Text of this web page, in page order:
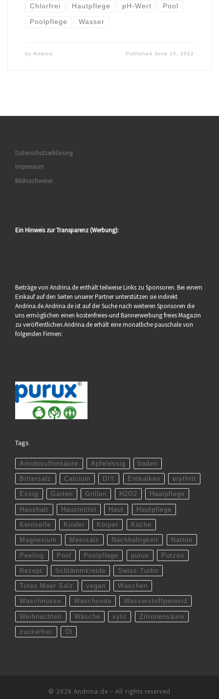
Chlorfrei Hautpflege pH-Wert Pool
Poolpflege Wasser
by Andrea PublishedJune 15, 2022
Datenschutzerklärung
Impressum
Bildnachweise
Ein Hinweis zur Transparenz (Werbung):
Beiträge von Andrina.de enthält teilweise Links zu Sponsoren. Bei einem
Einkauf auf den Seiten unserer Partner unterstützen sie indirekt
Andrina.de.Andrina.de ist auf der Suche nach weiteren Sponsoren die
uns ermöglichen einen kostenfreies-und Bannerwerbung freies Magazin
zu veröffentlichen.Andrina.de erhält eine monatliche pauschale von
folgenden Firmen:
Tags
Amidosulfonsäure Apfelessig baden
Bittersalz Calcium DIY Entkalken erythrit
Essig Garten Grillen H2O2 Haarpflege
Haushalt Hausmittel Haut Hautpflege
Kernseife Kinder Körper Küche
Magnesium Meersalz Nachhaltigkeit Natron
Peeling Pool Poolpflege purux Putzen
Rezept Schlämmkreide Swiss Turbo
Totes Meer Salz vegan Waschen
Waschnüsse Waschsoda Wasserstoffperoxid
Weihnachten Wäsche xylit Zitronensäure
zuckerfrei Öl
© 2026 Andrina.de – All rights reserved